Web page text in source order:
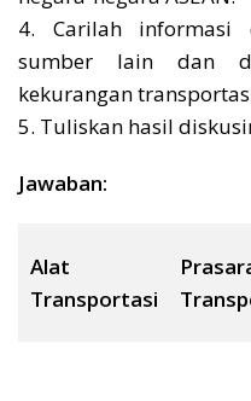
4. Carilah
sumber lain dan
kekurangan
5. Tuliskan hasil
Jawaban:
Alat
Transportasi